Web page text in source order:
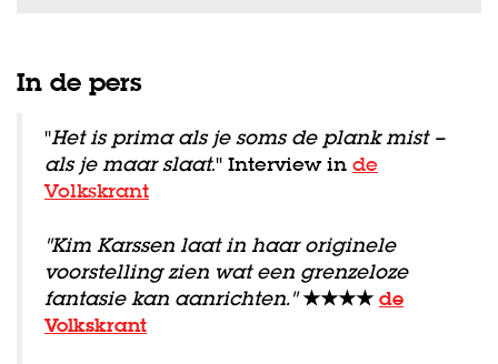
In de pers
"Het is prima als je soms de plank mist –
als je maar slaat." Interview in de
Volkskrant
''Kim Karssen laat in haar originele
voorstelling zien wat een grenzeloze
fantasie kan aanrichten.''★★★★ de
Volkskrant